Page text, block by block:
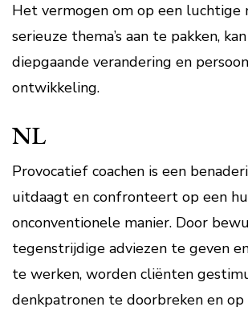
Het vermogen om op een luchtige
serieuze thema’s aan te pakken,
diepgaande verandering en
ontwikkeling.
NL
Provocatief coachen is een
uitdaagt en confronteert op een
onconventionele manier. Door
tegenstrijdige adviezen te geven
te werken, worden cliënten
denkpatronen te doorbreken en